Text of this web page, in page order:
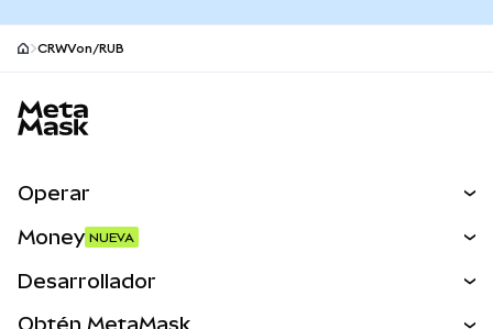
CRWVon/RUB
Operar
Money NUEVA
Desarrollador
Obtén MetaMask